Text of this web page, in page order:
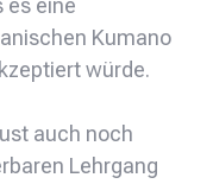
es eine
Kumano
würde.
auch noch
Lehrgang